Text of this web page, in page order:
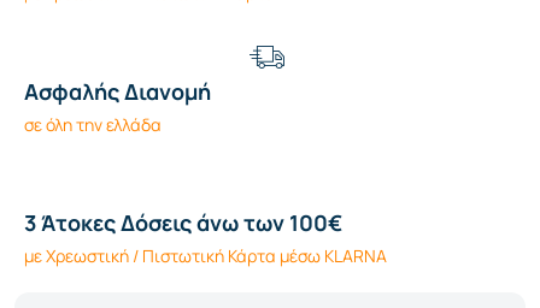
Ασφαλής Διανομή
σε όλη την ελλάδα
3 Άτοκες Δόσεις άνω των 100€
με Χρεωστική / Πιστωτική Κάρτα μέσω KLARNA